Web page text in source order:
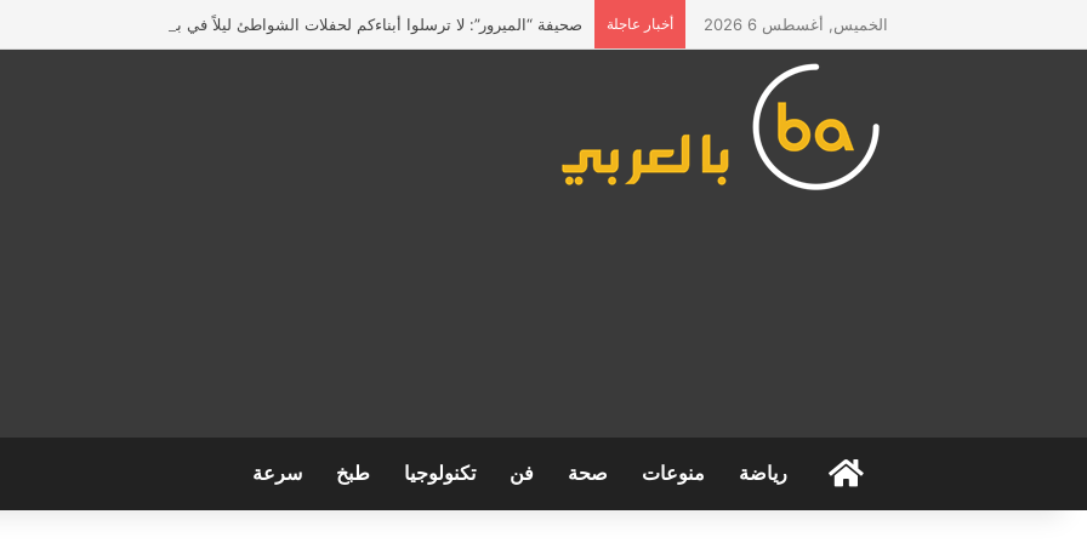
الخميس, أغسطس 6 2026 أخبار عاجلة صحيفة “الميرور”: لا ترسلوا أبناءكم لحفلات الشواطئ ليلاً في بريطانيا
الرئيسيةرياضة منوعات صحة فن تكنولوجيا طبخ سرعة